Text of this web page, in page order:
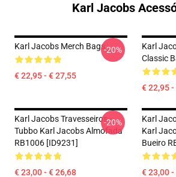
Karl Jacobs
Karl Jacobs Merch Bags
€ 22,95 - € 27,55
-20%
Karl
Classic
€ 22,95
Karl Jacobs Travesseiros -
Tubbo Karl Jacobs Almofada
RB1006 [ID9231]
€ 23,00 - € 26,68
-20%
Karl
Karl
Bueiro
€ 23,00